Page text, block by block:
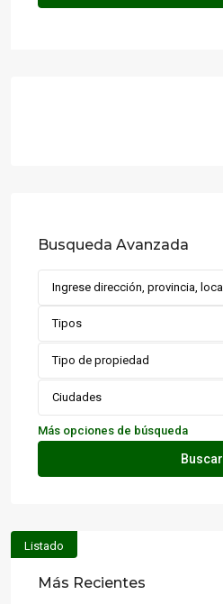
Busqueda Avanzada
Tipos
Tipo de propiedad
Ciudades
Más opciones de búsqueda
Buscar
Listado
Más Recientes